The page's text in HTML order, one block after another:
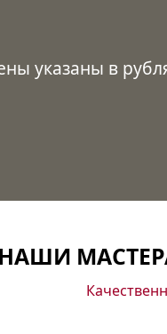
указаны в
НАШИ